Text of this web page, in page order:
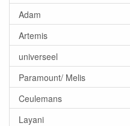
Adam
Artemis
universeel
Paramount/ Melis
Ceulemans
Layani